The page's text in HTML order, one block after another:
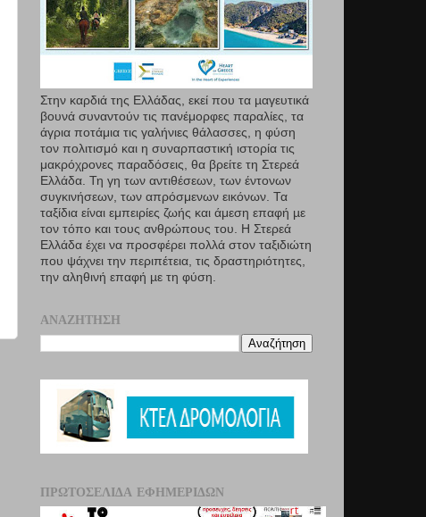
Στην καρδιά της Ελλάδας, εκεί που τα µαγευτικά
βουνά συναντούν τις πανέμορφες παραλίες, τα
άγρια ποτάμια τις γαλήνιες θάλασσες, η φύση
τον πολιτισμό και η συναρπαστική ιστορία τις
μακρόχρονες παραδόσεις, θα βρείτε τη Στερεά
Ελλάδα. Τη γη των αντιθέσεων, των έντονων
συγκινήσεων, των απρόσμενων εικόνων. Τα
ταξίδια είναι εμπειρίες ζωής και άμεση επαφή µε
τον τόπο και τους ανθρώπους του. Η Στερεά
Ελλάδα έχει να προσφέρει πολλά στον ταξιδιώτη
που ψάχνει την περιπέτεια, τις δραστηριότητες,
την αληθινή επαφή µε τη φύση.
ΑΝΑΖΉΤΗΣΗ
ΠΡΩΤΟΣΈΛΙΔΑ ΕΦΗΜΕΡΊΔΩΝ